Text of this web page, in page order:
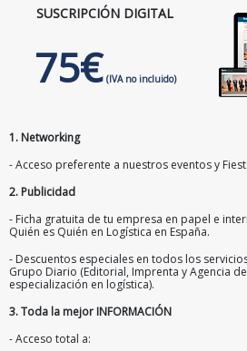
SUSCRIPCIÓN DIGITAL
75€ (IVA no incluido)
1. Networking
- Acceso preferente a nuestros eventos y
2. Publicidad
- Ficha gratuita de tu empresa en papel e
Quién es Quién en Logística en España.
- Descuentos especiales en todos los
Grupo Diario (Editorial, Imprenta y Agencia
especialización en logística).
3. Toda la mejor INFORMACIÓN
- Acceso total a: